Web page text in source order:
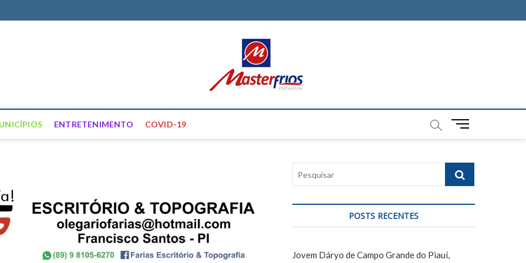
ENTRETENIMENTO COVID-19
M
u
B
u
o
q
a
POSTS RECENTES
Jovem Dáryo de Campo Grande do Piauí,